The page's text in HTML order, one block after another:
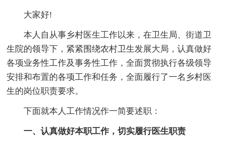
大家好!
本人自从事乡村医生工作以来，在卫生局、街道卫
生院的领导下，紧紧围绕农村卫生发展大局，认真做好
各项业务性工作及事务性工作，全面贯彻执行各级领导
安排和布置的各项工作和任务，全面履行了一名乡村医
生的岗位职责要求。
下面就本人工作情况作一简要述职：
一、认真做好本职工作，切实履行医生职责